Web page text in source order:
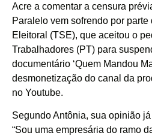
Acre a comentar a censura
Paralelo vem sofrendo por
Eleitoral (TSE), que aceitou o
Trabalhadores (PT) para
documentário ‘Quem Mandou
desmonetização do canal da
no Youtube.
Segundo Antônia, sua opinião
“Sou uma empresária do ramo